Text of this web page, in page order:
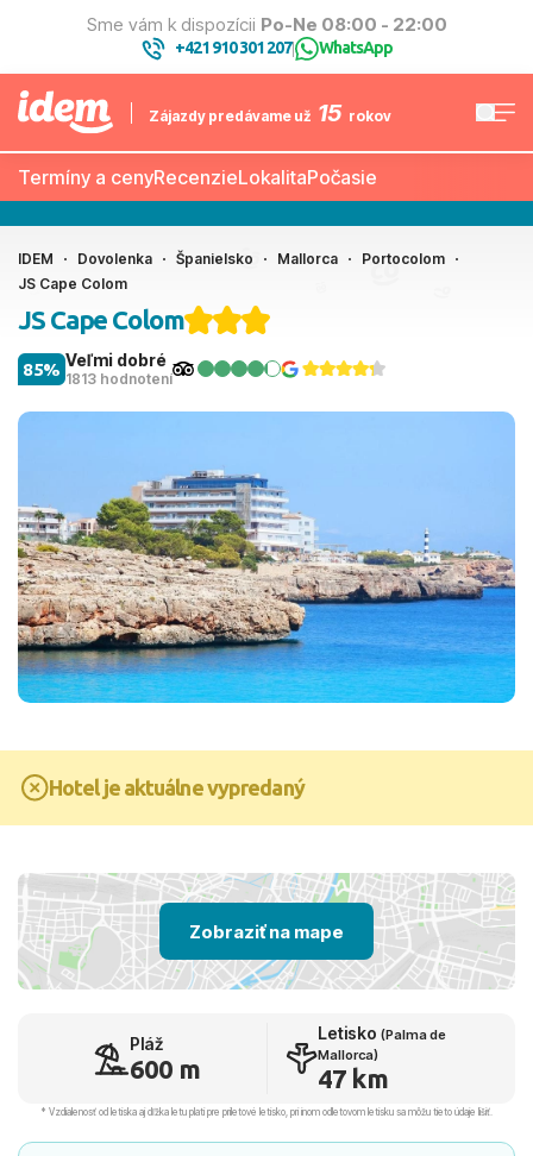
Sme vám k dispozícii Po-Ne 08:00 - 22:00
+421 910 301 207| WhatsApp
Zájazdy predávame už 15 rokov
Termíny a cenyRecenzieLokalitaPočasie
IDEM Dovolenka Španielsko Mallorca
Portocolom
JS Cape Colom
JS Cape Colom
Veľmi dobré
1813 hodnotení
85%
Hotel je aktuálne vypredaný
Zobraziť na mape
Pláž
600 m
Letisko (Palma de
Mallorca)
47 km
* Vzdialenosť od letiska aj dľžka letu platí pre príletové letisko, pri inom odletovom letisku sa môžu tieto údaje líšiť.